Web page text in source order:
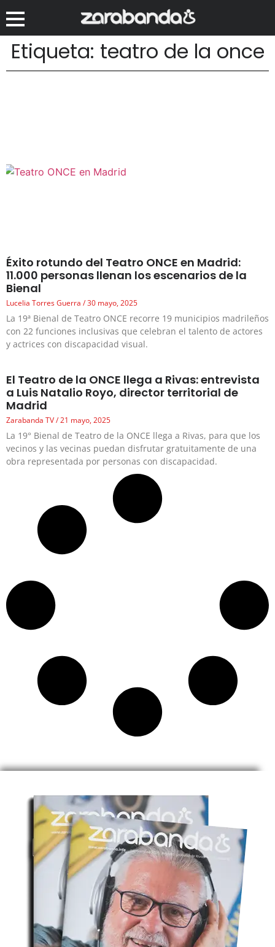
Etiqueta: teatro de la once
Éxito rotundo del Teatro ONCE en Madrid:
11.000 personas llenan los escenarios de la
Bienal
Lucelia Torres Guerra 30 mayo, 2025
La 19ª Bienal de Teatro ONCE recorre 19 municipios madrileños
con 22 funciones inclusivas que celebran el talento de actores
y actrices con discapacidad visual.
El Teatro de la ONCE llega a Rivas: entrevista
a Luis Natalio Royo, director territorial de
Madrid
Zarabanda TV 21 mayo, 2025
La 19° Bienal de Teatro de la ONCE llega a Rivas, para que los
vecinos y las vecinas puedan disfrutar gratuitamente de una
obra representada por personas con discapacidad.